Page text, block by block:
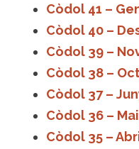
Còdol 41 –
Còdol 40 –
Còdol 39 –
Còdol 38 –
Còdol 37 –
Còdol 36 –
Còdol 35 –